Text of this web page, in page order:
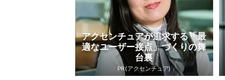
アクセンチュアが追求する「最
適なユーザー接点」づくりの舞
台裏
PR(アクセンチュア)